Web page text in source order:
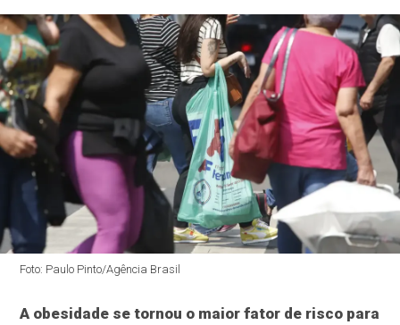
Foto: Paulo Pinto/Agência Brasil
A obesidade se tornou o maior fator de risco para